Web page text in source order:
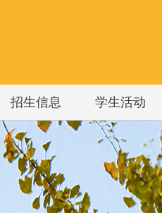
招生信息 学生活动